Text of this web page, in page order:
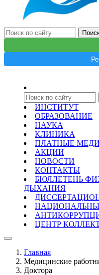
ИНСТИТУТ
ОБРАЗОВАНИЕ
НАУКА
КЛИНИКА
ПЛАТНЫЕ
АКЦИИ
НОВОСТИ
КОНТАКТЫ
БЮЛЛЕТЕНЬ
ДЫХАНИЯ
ЦЕНТР
Главная
Медицинские
Доктора